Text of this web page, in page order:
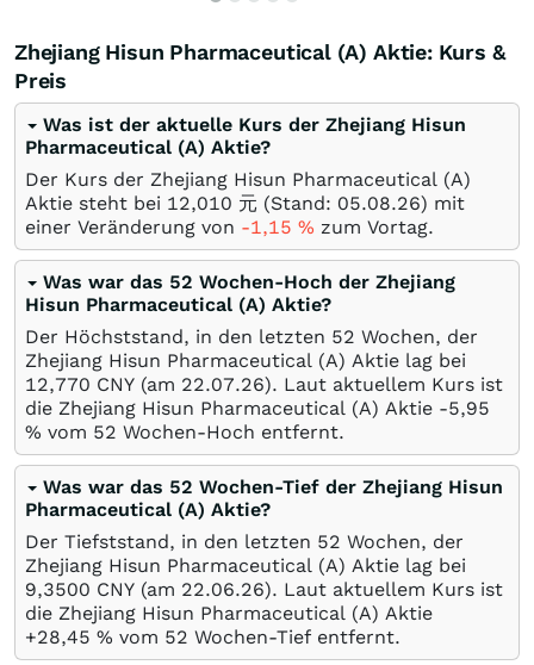
Zhejiang Hisun Pharmaceutical (A) Aktie: Kurs &
Preis
Was ist der aktuelle Kurs der Zhejiang Hisun
Pharmaceutical (A) Aktie?
Der Kurs der Zhejiang Hisun Pharmaceutical (A)
Aktie steht bei 12,010 元 (Stand: 05.08.26) mit
einer Veränderung von -1,15 % zum Vortag.
Was war das 52 Wochen-Hoch der Zhejiang
Hisun Pharmaceutical (A) Aktie?
Der Höchststand, in den letzten 52 Wochen, der
Zhejiang Hisun Pharmaceutical (A) Aktie lag bei
12,770 CNY (am 22.07.26). Laut aktuellem Kurs ist
die Zhejiang Hisun Pharmaceutical (A) Aktie -5,95
% vom 52 Wochen-Hoch entfernt.
Was war das 52 Wochen-Tief der Zhejiang Hisun
Pharmaceutical (A) Aktie?
Der Tiefststand, in den letzten 52 Wochen, der
Zhejiang Hisun Pharmaceutical (A) Aktie lag bei
9,3500 CNY (am 22.06.26). Laut aktuellem Kurs ist
die Zhejiang Hisun Pharmaceutical (A) Aktie
+28,45 % vom 52 Wochen-Tief entfernt.